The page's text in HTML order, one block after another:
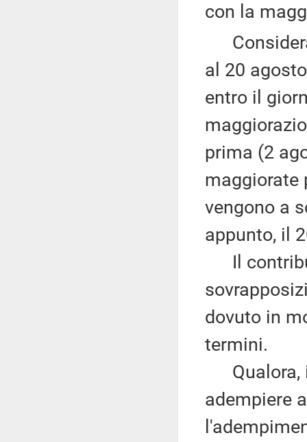
con la
al 20
entro il
prima (2
maggiorate
vengono a
appunto, il
Il
dovuto in
termini.
Qualora,
adempiere